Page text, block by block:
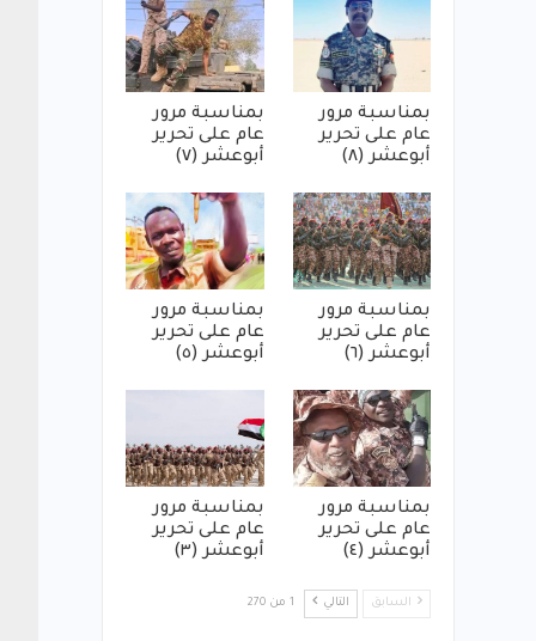
بمناسبة مرور
عام على تحرير
أبوعشر (٨)
بمناسبة مرور
عام على تحرير
أبوعشر (٧)
بمناسبة مرور
عام على تحرير
أبوعشر (٦)
بمناسبة مرور
عام على تحرير
أبوعشر (٥)
بمناسبة مرور
عام على تحرير
أبوعشر (٤)
بمناسبة مرور
عام على تحرير
أبوعشر (٣)
السابق التالي 1 من 270